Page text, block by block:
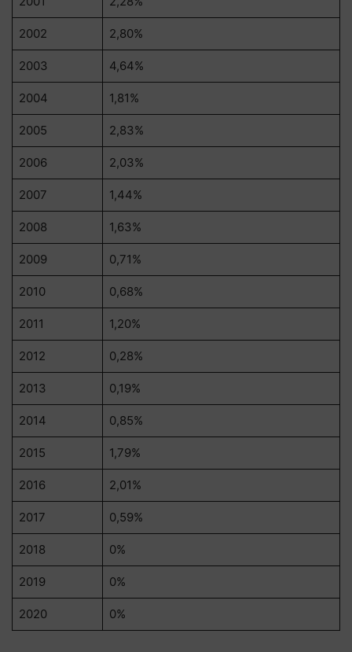
2002 2,80%
2003 4,64%
2004 1,81%
2005 2,83%
2006 2,03%
2007 1,44%
2008 1,63%
2009 0,71%
2010 0,68%
2011 1,20%
2012 0,28%
2013 0,19%
2014 0,85%
2015 1,79%
2016 2,01%
2017 0,59%
2018 0%
2019 0%
2020 0%